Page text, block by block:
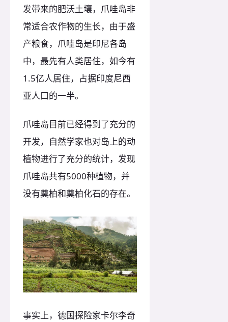
发带来的肥沃土壤，爪哇岛非
常适合农作物的生长，由于盛
产粮食，爪哇岛是印尼各岛
中，最先有人类居住，如今有
1.5亿人居住，占据印度尼西
亚人口的一半。
爪哇岛目前已经得到了充分的
开发，自然学家也对岛上的动
植物进行了充分的统计，发现
爪哇岛共有5000种植物，并
没有奠柏和奠柏化石的存在。
事实上，德国探险家卡尔李奇